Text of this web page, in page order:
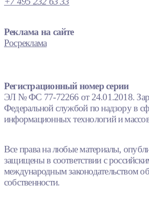
Реклама на сайте
Росреклама
Регистрационный номер серии
ЭЛ № ФС 77-72266 от 24.01.2018.
Федеральной службой по надзору в
информационных технологий и
Все права на любые материалы,
защищены в соответствии с
международным законодательством
собственности.